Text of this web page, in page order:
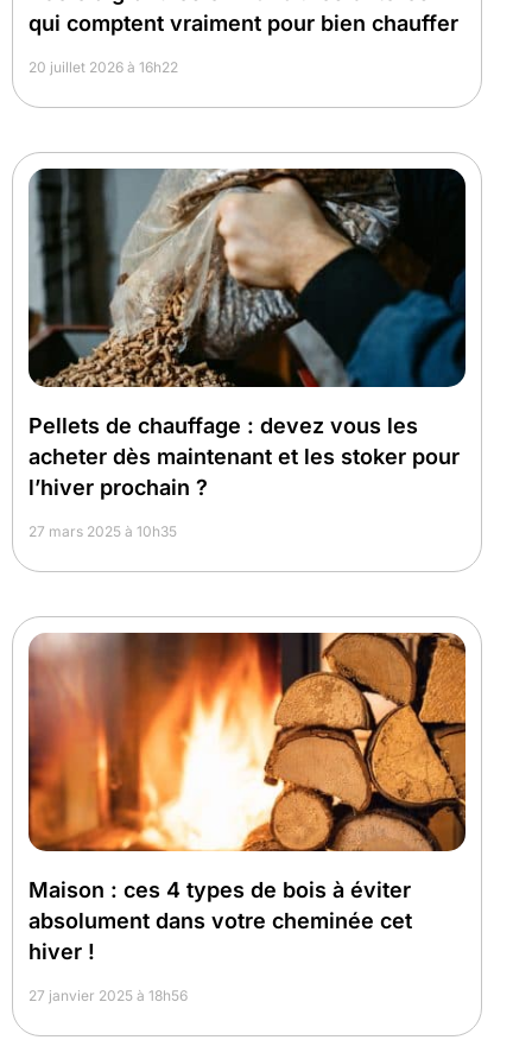
qui comptent vraiment pour bien chauffer
20 juillet 2026 à 16h22
Pellets de chauffage : devez vous les
acheter dès maintenant et les stoker pour
l’hiver prochain ?
27 mars 2025 à 10h35
Maison : ces 4 types de bois à éviter
absolument dans votre cheminée cet
hiver !
27 janvier 2025 à 18h56